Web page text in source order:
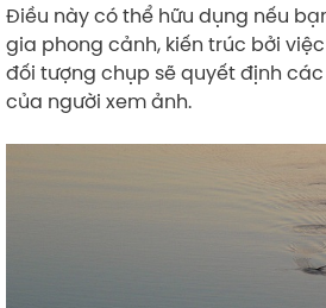
Điều này có thể hữu dụng nếu
gia phong cảnh, kiến trúc bởi
đối tượng chụp sẽ quyết định
của người xem ảnh.